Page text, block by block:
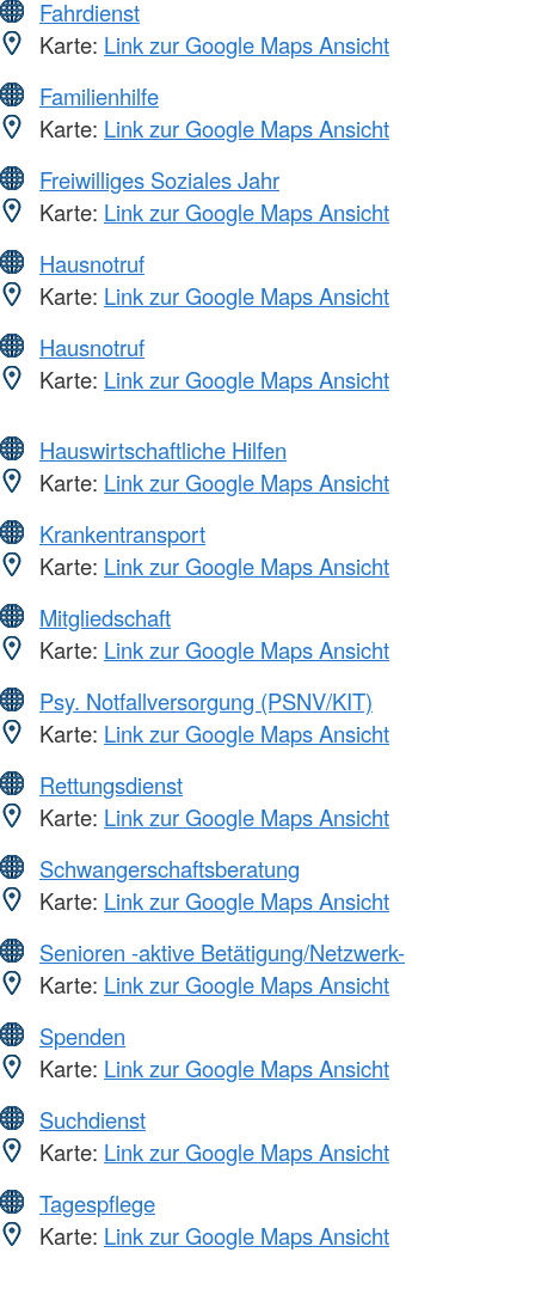
Fahrdienst
Karte: Link zur Google Maps Ansicht
Familienhilfe
Karte: Link zur Google Maps Ansicht
Freiwilliges Soziales Jahr
Karte: Link zur Google Maps Ansicht
Hausnotruf
Karte: Link zur Google Maps Ansicht
Hausnotruf
Karte: Link zur Google Maps Ansicht
Hauswirtschaftliche Hilfen
Karte: Link zur Google Maps Ansicht
Krankentransport
Karte: Link zur Google Maps Ansicht
Mitgliedschaft
Karte: Link zur Google Maps Ansicht
Psy. Notfallversorgung (PSNV/KIT)
Karte: Link zur Google Maps Ansicht
Rettungsdienst
Karte: Link zur Google Maps Ansicht
Schwangerschaftsberatung
Karte: Link zur Google Maps Ansicht
Senioren -aktive Betätigung/Netzwerk-
Karte: Link zur Google Maps Ansicht
Spenden
Karte: Link zur Google Maps Ansicht
Suchdienst
Karte: Link zur Google Maps Ansicht
Tagespflege
Karte: Link zur Google Maps Ansicht